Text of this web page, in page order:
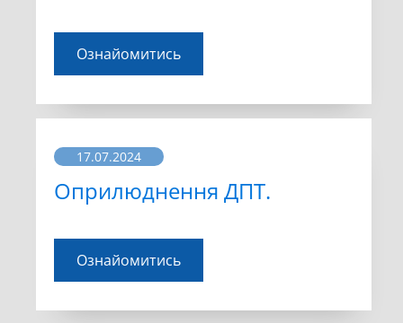
Ознайомитись
17.07.2024
Оприлюднення ДПТ.
Ознайомитись